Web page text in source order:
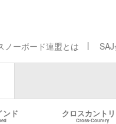
ノーボード連盟とは
ンド クロスカント
Cross-Country